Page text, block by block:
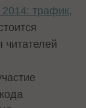
трафик,